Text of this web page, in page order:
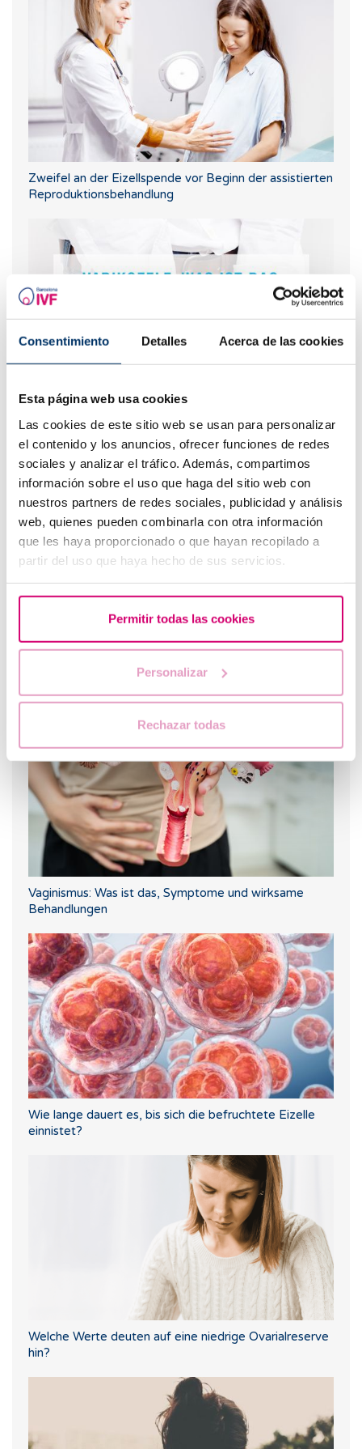
Consentimiento Detalles Acerca de las cookies
Esta página web usa cookies
Las cookies de este sitio web se usan para personalizar
el contenido y los anuncios, ofrecer funciones de redes
sociales y analizar el tráfico. Además, compartimos
información sobre el uso que haga del sitio web con
nuestros partners de redes sociales, publicidad y análisis
web, quienes pueden combinarla con otra información
que les haya proporcionado o que hayan recopilado a
partir del uso que haya hecho de sus servicios.
Permitir todas las cookies
Personalizar
Rechazar todas
Zweifel an der Eizellspende vor Beginn der assistierten
Reproduktionsbehandlung
Varikozele: was ist das, und hat dies Einfluss auf die
Ovulationstest: Was ist das? Wie funktioniert diesen
Test und wann sollte man ihn anwenden?
Vaginismus: Was ist das, Symptome und wirksame
Behandlungen
Wie lange dauert es, bis sich die befruchtete Eizelle
einnistet?
Welche Werte deuten auf eine niedrige Ovarialreserve
hin?